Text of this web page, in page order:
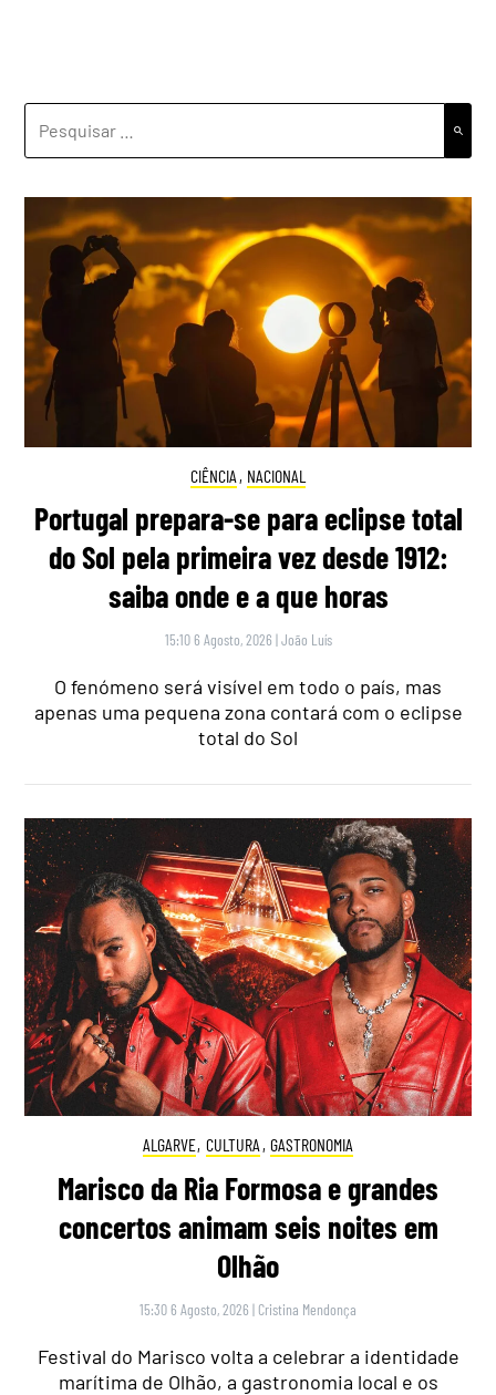
CIÊNCIA , NACIONAL
Portugal prepara-se para eclipse total
do Sol pela primeira vez desde 1912:
saiba onde e a que horas
15:10 6 Agosto, 2026 |João Luís
O fenómeno será visível em todo o país, mas
apenas uma pequena zona contará com o eclipse
total do Sol
ALGARVE, CULTURA , GASTRONOMIA
Marisco da Ria Formosa e grandes
concertos animam seis noites em
Olhão
15:30 6 Agosto, 2026 | Cristina Mendonça
Festival do Marisco volta a celebrar a identidade
marítima de Olhão, a gastronomia local e os